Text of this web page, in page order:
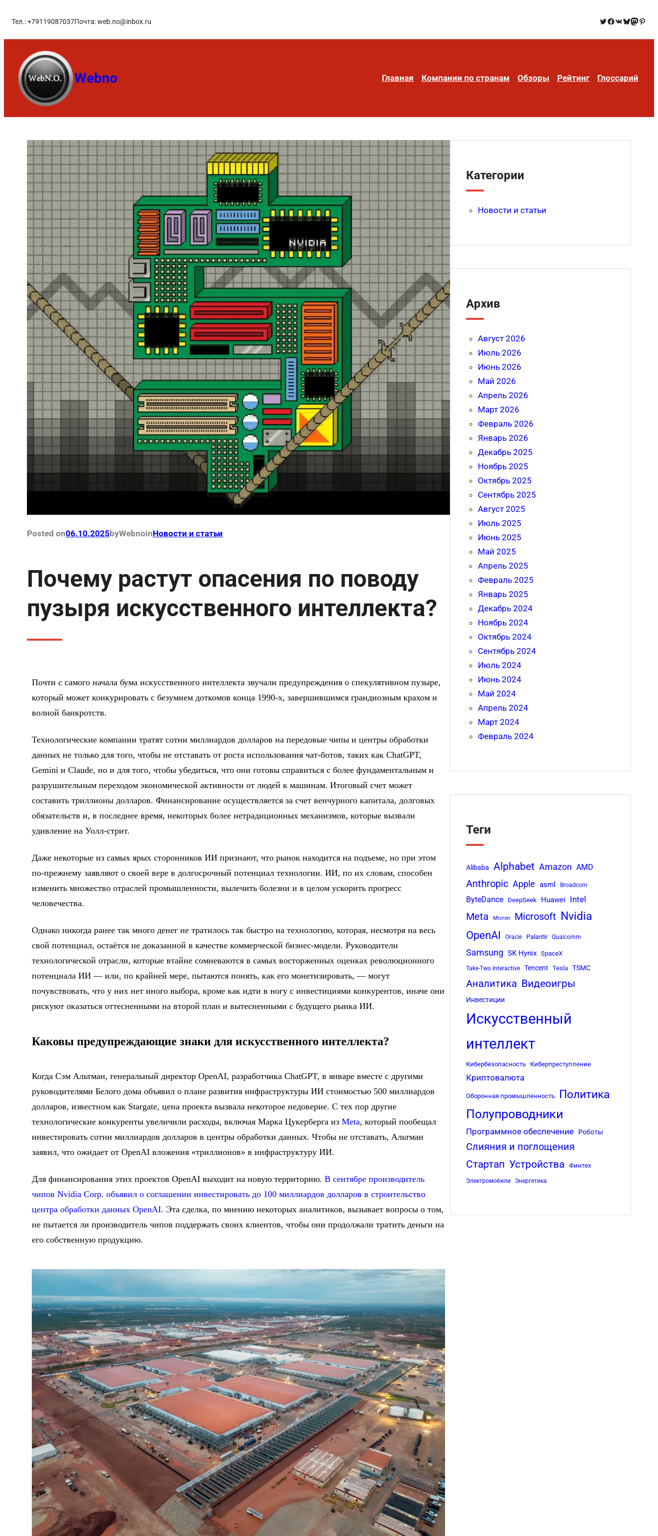
Тел.: +79119087037Почта: web.no@inbox.ru
Webno Главная Компании по странам Обзоры Рейтинг Глоссарий
Posted on06.10.2025byWebnoinНовости и статьи
Почему растут опасения по поводу
пузыря искусственного интеллекта?
Почти с самого начала бума искусственного интеллекта звучали предупреждения о спекулятивном пузыре,
который может конкурировать с безумием доткомов конца 1990-х, завершившимся грандиозным крахом и
волной банкротств.
Технологические компании тратят сотни миллиардов долларов на передовые чипы и центры обработки
данных не только для того, чтобы не отставать от роста использования чат-ботов, таких как ChatGPT,
Gemini и Claude, но и для того, чтобы убедиться, что они готовы справиться с более фундаментальным и
разрушительным переходом экономической активности от людей к машинам. Итоговый счет может
составить триллионы долларов. Финансирование осуществляется за счет венчурного капитала, долговых
обязательств и, в последнее время, некоторых более нетрадиционных механизмов, которые вызвали
удивление на Уолл-стрит.
Даже некоторые из самых ярых сторонников ИИ признают, что рынок находится на подъеме, но при этом
по-прежнему заявляют о своей вере в долгосрочный потенциал технологии. ИИ, по их словам, способен
изменить множество отраслей промышленности, вылечить болезни и в целом ускорить прогресс
человечества.
Однако никогда ранее так много денег не тратилось так быстро на технологию, которая, несмотря на весь
свой потенциал, остаётся не доказанной в качестве коммерческой бизнес-модели. Руководители
технологической отрасли, которые втайне сомневаются в самых восторженных оценках революционного
потенциала ИИ — или, по крайней мере, пытаются понять, как его монетизировать, — могут
почувствовать, что у них нет иного выбора, кроме как идти в ногу с инвестициями конкурентов, иначе они
рискуют оказаться оттесненными на второй план и вытесненными с будущего рынка ИИ.
Каковы предупреждающие знаки для искусственного интеллекта?
Когда Сэм Альтман, генеральный директор OpenAI, разработчика ChatGPT, в январе вместе с другими
руководителями Белого дома объявил о плане развития инфраструктуры ИИ стоимостью 500 миллиардов
долларов, известном как Stargate, цена проекта вызвала некоторое недоверие. С тех пор другие
технологические конкуренты увеличили расходы, включая Марка Цукерберга изMeta, который пообещал
инвестировать сотни миллиардов долларов в центры обработки данных. Чтобы не отставать, Альтман
заявил, что ожидает от OpenAI вложения «триллионов» в инфраструктуру ИИ.
Для финансирования этих проектов OpenAI выходит на новую территорию.В сентябре производитель
чипов Nvidia Corp. объявил о соглашении инвестировать до 100 миллиардов долларов в строительство
центра обработки данных OpenAI. Эта сделка, по мнению некоторых аналитиков, вызывает вопросы о том,
не пытается ли производитель чипов поддержать своих клиентов, чтобы они продолжали тратить деньги на
его собственную продукцию.
Категории
Новости и статьи
Архив
Август 2026
Июль 2026
Июнь 2026
Май 2026
Апрель 2026
Март 2026
Февраль 2026
Январь 2026
Декабрь 2025
Ноябрь 2025
Октябрь 2025
Сентябрь 2025
Август 2025
Июль 2025
Июнь 2025
Май 2025
Апрель 2025
Февраль 2025
Январь 2025
Декабрь 2024
Ноябрь 2024
Октябрь 2024
Сентябрь 2024
Июль 2024
Июнь 2024
Май 2024
Апрель 2024
Март 2024
Февраль 2024
Теги
Alibaba Alphabet Amazon AMD
Anthropic Apple asml Broadcom
ByteDance DeepSeek Huawei Intel
Meta Micron Microsoft Nvidia
OpenAI Oracle Palantir Qualcomm
Samsung SK Hynix SpaceX
Take-Two Interactive Tencent Tesla TSMC
Аналитика Видеоигры
Инвестиции
Искусственный
интеллект
Кибербезопасность Киберпреступление
Криптовалюта
Оборонная промышленность Политика
Полупроводники
Программное обеспечение Роботы
Слияния и поглощения
Стартап Устройства Финтех
Электромобили Энергетика